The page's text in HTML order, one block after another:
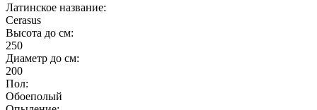
Латинское название:
Cerasus
Высота до см:
250
Диаметр до см:
200
Пол:
Обоеполый